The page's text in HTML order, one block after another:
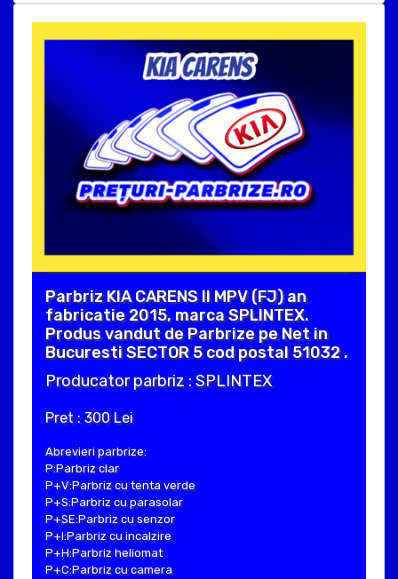
Parbriz KIA CARENS II MPV (FJ) an
fabricatie 2015, marca SPLINTEX.
Produs vandut de Parbrize pe Net in
Bucuresti SECTOR 5 cod postal 51032 .
Producator parbriz : SPLINTEX
Pret : 300 Lei
Abrevieri parbrize:
P:Parbriz clar
P+V:Parbriz cu tenta verde
P+S:Parbriz cu parasolar
P+SE:Parbriz cu senzor
P+I:Parbriz cu incalzire
P+H:Parbriz heliomat
P+C:Parbriz cu camera